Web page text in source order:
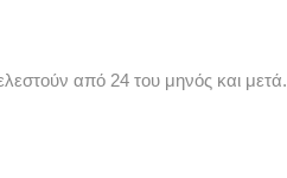
από 24 του μηνός και μετά.